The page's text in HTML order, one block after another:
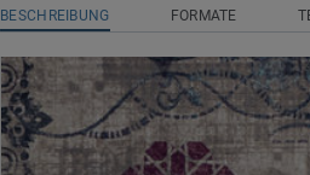
BESCHREIBUNG FORMATE